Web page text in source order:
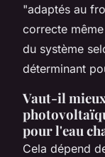
"adaptés au
correcte
du système
déterminant
Vaut-il
pour l'eau
Cela dépend